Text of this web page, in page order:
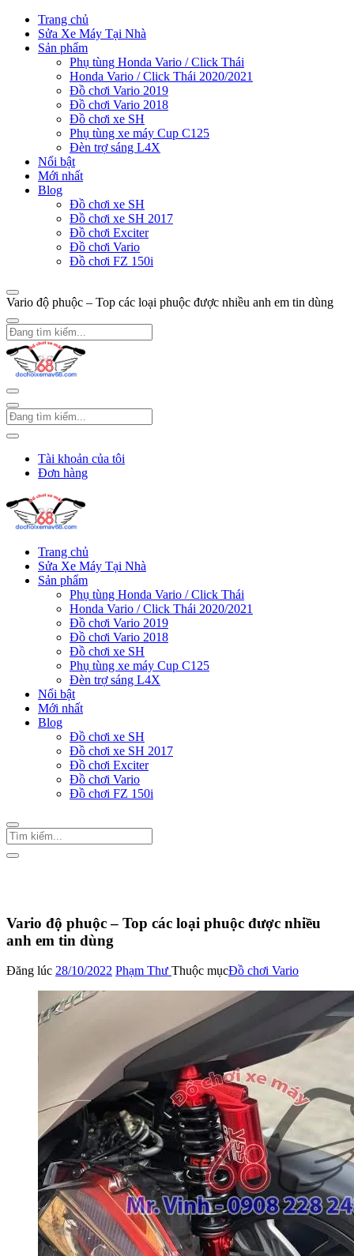
Trang chủ
Sửa Xe Máy Tại Nhà
Sản phẩm
Phụ tùng Honda Vario / Click Thái
Honda Vario / Click Thái 2020/2021
Đồ chơi Vario 2019
Đồ chơi Vario 2018
Đồ chơi xe SH
Phụ tùng xe máy Cup C125
Đèn trợ sáng L4X
Nổi bật
Mới nhất
Blog
Đồ chơi xe SH
Đồ chơi xe SH 2017
Đồ chơi Exciter
Đồ chơi Vario
Đồ chơi FZ 150i
Vario độ phuộc – Top các loại phuộc được nhiều anh em tin dùng
Tài khoản của tôi
Đơn hàng
Trang chủ
Sửa Xe Máy Tại Nhà
Sản phẩm
Phụ tùng Honda Vario / Click Thái
Honda Vario / Click Thái 2020/2021
Đồ chơi Vario 2019
Đồ chơi Vario 2018
Đồ chơi xe SH
Phụ tùng xe máy Cup C125
Đèn trợ sáng L4X
Nổi bật
Mới nhất
Blog
Đồ chơi xe SH
Đồ chơi xe SH 2017
Đồ chơi Exciter
Đồ chơi Vario
Đồ chơi FZ 150i
Vario độ phuộc – Top các loại phuộc được nhiều
anh em tin dùng
Đăng lúc 28/10/2022 Phạm Thư Thuộc mụcĐồ chơi Vario